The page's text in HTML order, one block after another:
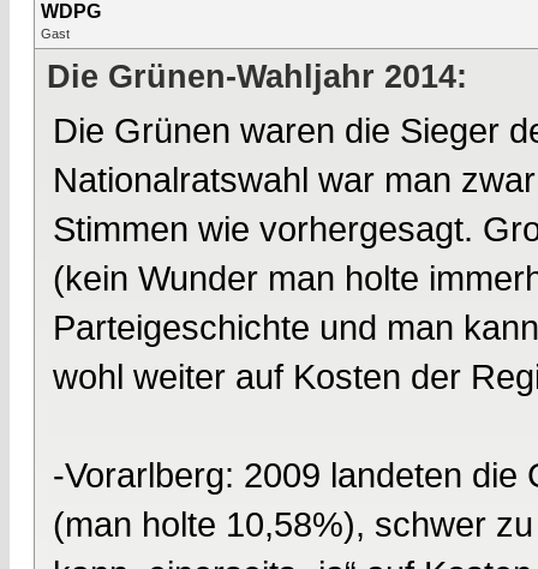
WDPG
Gast
Die Grünen-Wahljahr 2014:
Die Grünen waren die Sieger
Nationalratswahl war man
Stimmen wie vorhergesagt.
(kein Wunder man holte
Parteigeschichte und man
wohl weiter auf Kosten der
-Vorarlberg: 2009 landeten
(man holte 10,58%), schwer